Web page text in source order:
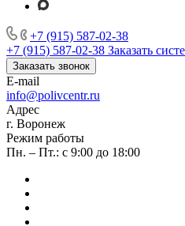
+7 (915) 587-02-38
+7 (915) 587-02-38 Заказать
Заказать звонок
E-mail
info@polivcentr.ru
Адрес
г. Воронеж
Режим работы
Пн. – Пт.: с 9:00 до 18:00